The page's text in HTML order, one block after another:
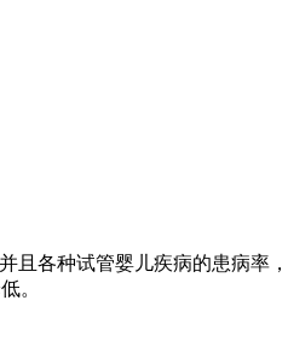
各种试管婴儿疾病的患病率
。